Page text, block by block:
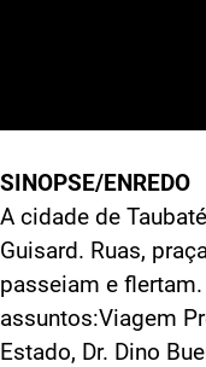
SINOPSE/ENREDO
A cidade de
Guisard. Ruas,
passeiam e
assuntos:Viagem
Estado, Dr. Dino